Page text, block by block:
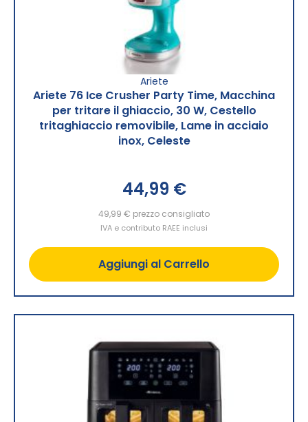
Ariete
Ariete 76 Ice Crusher Party Time, Macchina
per tritare il ghiaccio, 30 W, Cestello
tritaghiaccio removibile, Lame in acciaio
inox, Celeste
44,99 €
49,99 € prezzo consigliato
IVA e contributo RAEE inclusi
Aggiungi al Carrello